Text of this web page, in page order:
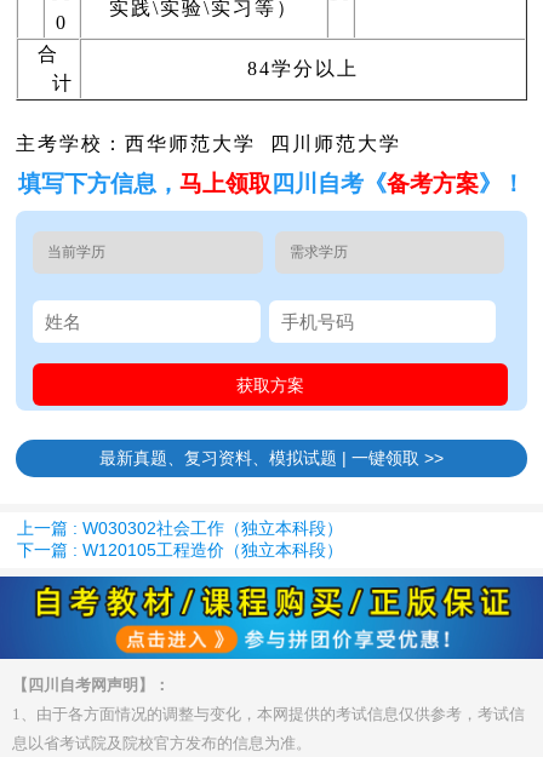
0
实践\实验\实习等）
合
计
84学分以上
主考学校：西华师范大学 四川师范大学
填写下方信息， 马上领取 四川自考《备考方案》！
最新真题、复习资料、模拟试题 | 一键领取 >>
上一篇 : W030302社会工作（独立本科段）
下一篇 : W120105工程造价（独立本科段）
【四川自考网声明】：
1、由于各方面情况的调整与变化，本网提供的考试信息仅供参考，考试信
息以省考试院及院校官方发布的信息为准。